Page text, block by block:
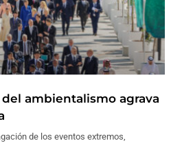
ambientalismo agrava
de los eventos extremos,